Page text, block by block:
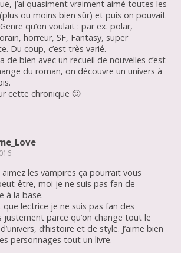
j’ai quasiment vraiment aimé toutes les
ou moins bien sûr) et puis on pouvait
qu’on voulait : par ex. polar,
horreur, SF, Fantasy, super
Du coup, c’est très varié.
a de bien avec un recueil de nouvelles c’est
du roman, on découvre un univers à
cette chronique 🙂
aimez les vampires ça pourrait vous
être, moi je ne suis pas fan de
à la base.
que lectrice je ne suis pas fan des
justement parce qu’on change tout le
d’histoire et de style. J’aime bien
personnages tout un livre.